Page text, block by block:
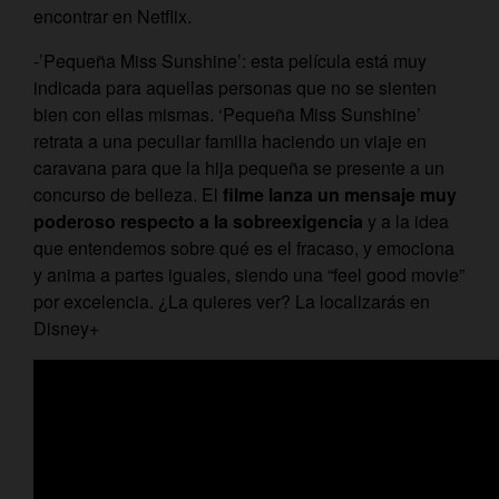
encontrar en Netflix.
-’Pequeña Miss Sunshine’: esta película está muy
indicada para aquellas personas que no se sienten
bien con ellas mismas. ‘Pequeña Miss Sunshine’
retrata a una peculiar familia haciendo un viaje en
caravana para que la hija pequeña se presente a un
concurso de belleza. El filme lanza un mensaje muy
poderoso respecto a la sobreexigencia y a la idea
que entendemos sobre qué es el fracaso, y emociona
y anima a partes iguales, siendo una “feel good movie”
por excelencia. ¿La quieres ver? La localizarás en
Disney+